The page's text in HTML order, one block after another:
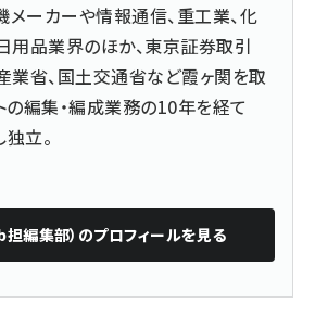
ーカーや情報通信、重工業、化
用品業界のほか、東京証券取引
業省、国土交通省など霞ヶ関を取
の編集・編成業務の10年を経て
立。
編集部） のプロフィールを見る